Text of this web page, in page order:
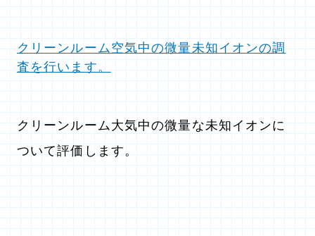
クリーンルーム空気中の微量未知イオンの調
査を行います。
クリーンルーム大気中の微量な未知イオンに
ついて評価します。